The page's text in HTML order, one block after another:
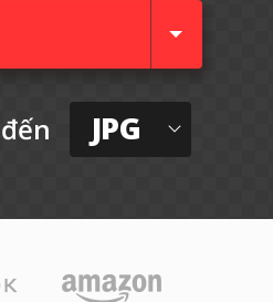
đến JPG